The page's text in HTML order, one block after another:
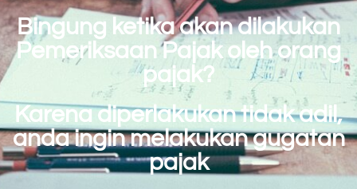
Bingung ketika akan dilakukan
Pemeriksaan Pajak oleh orang
pajak?
Karena diperlakukan tidak adil,
anda ingin melakukan gugatan
pajak